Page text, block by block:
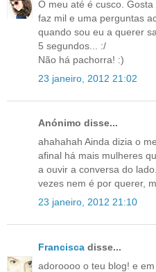
O meu até é cusco.
faz mil e uma perguntas
quando sou eu a querer
5 segundos... :/
Não há pachorra! :)
23 janeiro, 2012 21:02
Anónimo disse...
ahahahah Ainda dizia o
afinal há mais mulheres
a ouvir a conversa do
vezes nem é por querer,
23 janeiro, 2012 21:10
Francisca disse...
adoroooo o teu blog! e